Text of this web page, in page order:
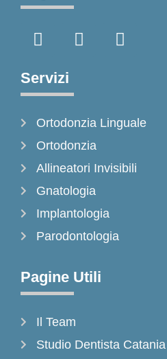
a
e
b
o
k
-
f
n
r
a
m
i
Servizi
Ortodonzia Linguale
Ortodonzia
Allineatori Invisibili
Gnatologia
Implantologia
Parodontologia
Pagine Utili
Il Team
Studio Dentista Catania